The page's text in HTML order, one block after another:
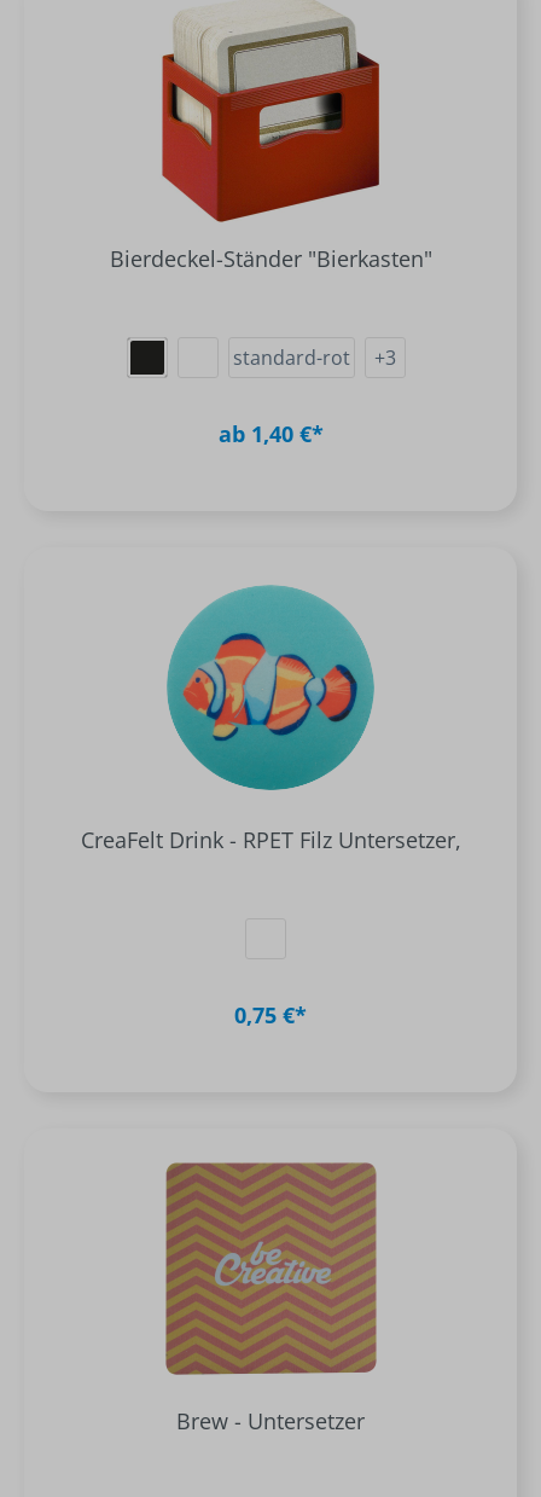
Bierdeckel-Ständer "Bierkasten"
standard-rot +3
ab 1,40 €*
CreaFelt Drink - RPET Filz Untersetzer,
0,75 €*
Brew - Untersetzer